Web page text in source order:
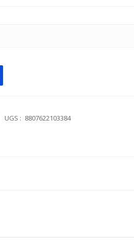
UGS : 8807622103384